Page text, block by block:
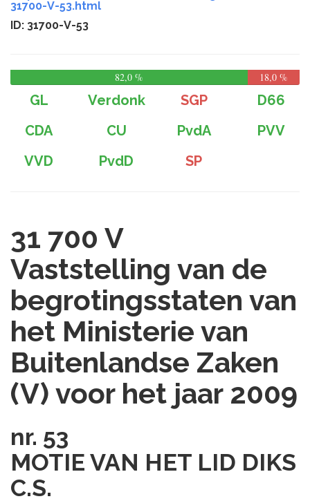
31700-V-53.html
ID: 31700-V-53
82,0 % 18,0 %
GL Verdonk SGP
D66
CDA
CU PvdA
PVV
VVD
PvdD SP
31 700 V
Vaststelling van de
begrotingsstaten van
het Ministerie van
Buitenlandse Zaken
(V) voor het jaar 2009
nr. 53
MOTIE VAN HET LID DIKS
C.S.